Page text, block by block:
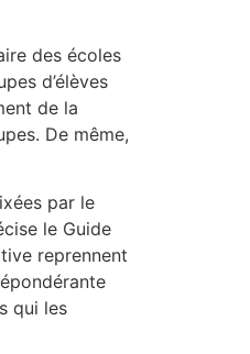
des écoles
d’élèves
de la
De même,
par le
le Guide
reprennent
qui les